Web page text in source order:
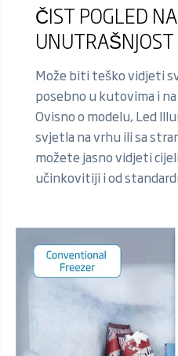
ČIST POGLED NA
UNUTRAŠNJOST
Može biti teško vidjeti
posebno u kutovima i
Ovisno o modelu, Led
svjetla na vrhu ili sa
možete jasno vidjeti
učinkovitiji i od